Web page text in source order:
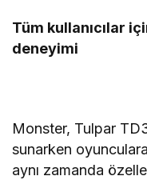
Tüm kullanıcılar
deneyimi
Monster, Tulpar
sunarken
aynı zamanda